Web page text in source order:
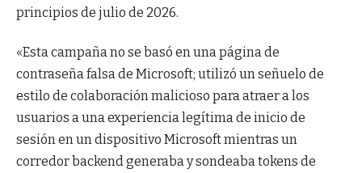
principios de julio de 2026.
«Esta campaña no se basó en una página de
contraseña falsa de Microsoft; utilizó un señuelo de
estilo de colaboración malicioso para atraer a los
usuarios a una experiencia legítima de inicio de
sesión en un dispositivo Microsoft mientras un
corredor backend generaba y sondeaba tokens de